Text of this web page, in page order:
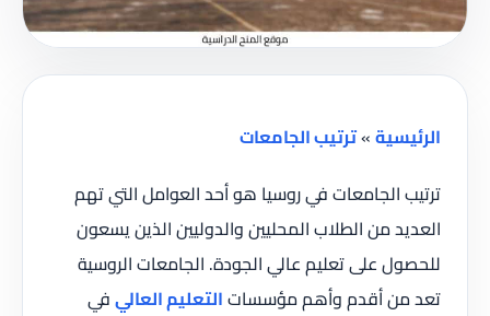
الرئيسية»ترتيب الجامعات
ترتيب الجامعات في روسيا هو أحد العوامل التي تهم
العديد من الطلاب المحليين والدوليين الذين يسعون
للحصول على تعليم عالي الجودة. الجامعات الروسية
تعد من أقدم وأهم مؤسساتالتعليم العاليفي